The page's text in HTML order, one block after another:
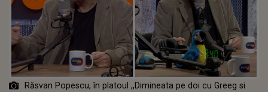
Răsvan Popescu, în platoul ,,Dimineata pe doi cu Greeg si